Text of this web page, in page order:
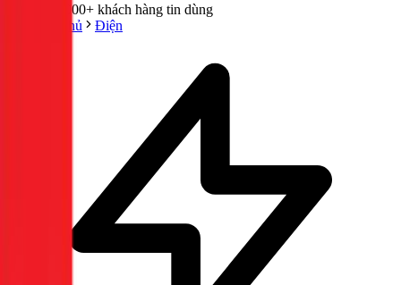
300,000+ khách hàng tin dùng
Trang chủ
Điện